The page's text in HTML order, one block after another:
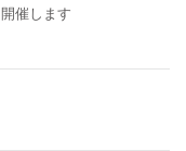
催します